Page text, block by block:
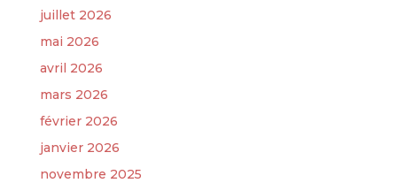
juillet 2026
mai 2026
avril 2026
mars 2026
février 2026
janvier 2026
novembre 2025